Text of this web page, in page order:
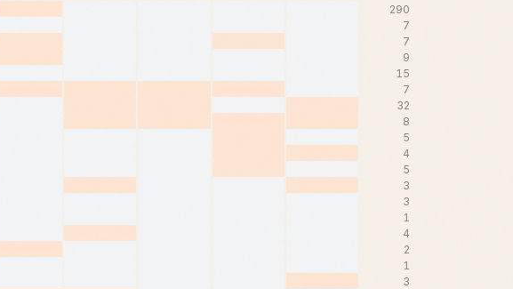
290
7
7
9
15
7
32
8
5
4
5
3
3
1
4
2
1
3